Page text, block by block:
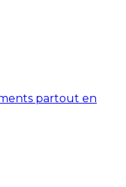
partout en